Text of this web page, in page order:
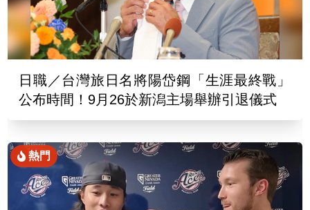
日職／台灣旅日名將陽岱鋼「生涯最終戰」
公布時間！9月26於新潟主場舉辦引退儀式
熱門